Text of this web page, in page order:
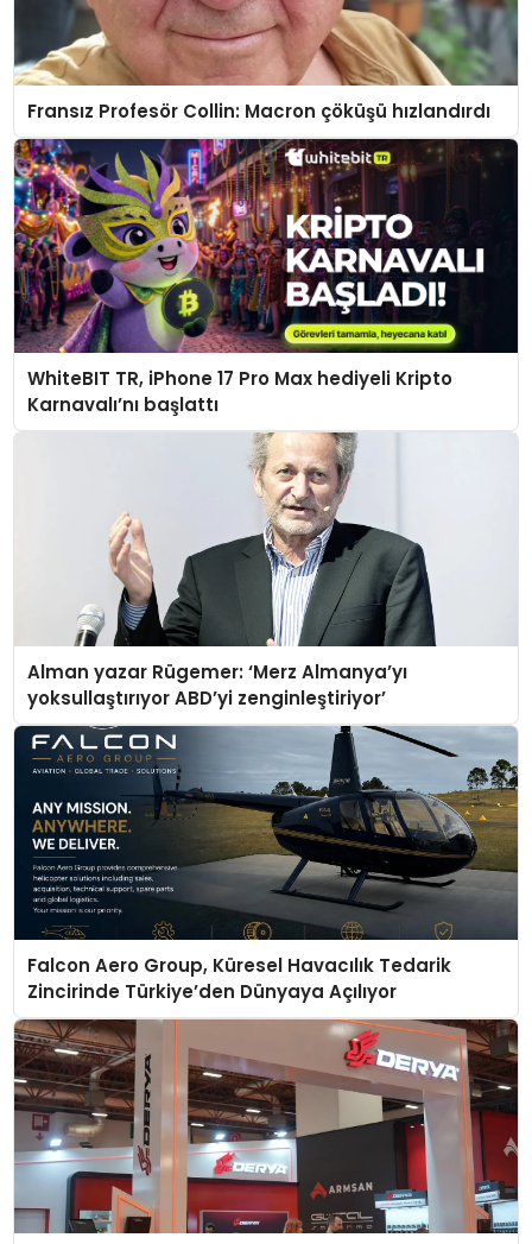
Fransız Profesör Collin: Macron çöküşü hızlandırdı
WhiteBIT TR, iPhone 17 Pro Max hediyeli Kripto
Karnavalı’nı başlattı
Alman yazar Rügemer: ‘Merz Almanya’yı
yoksullaştırıyor ABD’yi zenginleştiriyor’
Falcon Aero Group, Küresel Havacılık Tedarik
Zincirinde Türkiye’den Dünyaya Açılıyor